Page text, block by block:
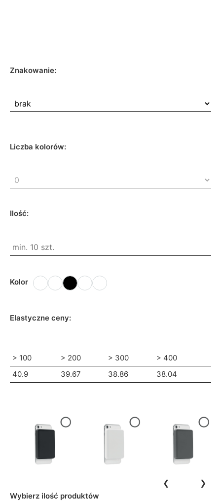
Znakowanie:
Liczba kolorów:
Ilość:
Kolor
Elastyczne ceny:
> 100 > 200 > 300
> 400
40.9
39.67 38.86 38.04
❮ ❯
Wybierz ilość produktów